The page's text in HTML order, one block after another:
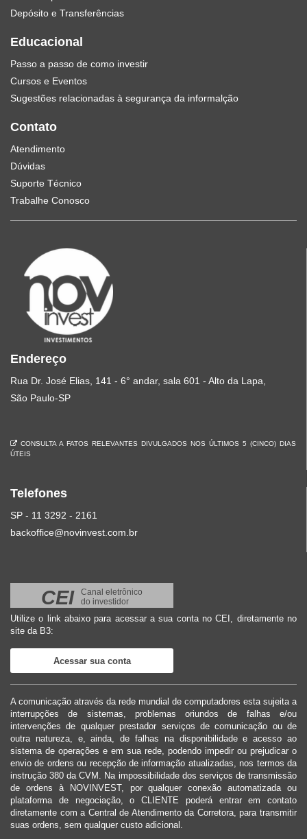
Depósito e Transferências
Educacional
Passo a passo de como investir
Cursos e Eventos
Sugestões relacionadas à segurança da informalção
Contato
Atendimento
Dúvidas
Suporte Técnico
Trabalhe Conosco
Endereço
Rua Dr. José Elias, 141 - 6° andar, sala 601 - Alto da Lapa,
São Paulo-SP
CONSULTA A FATOS RELEVANTES DIVULGADOS NOS ÚLTIMOS 5 (CINCO) DIAS
ÚTEIS
Telefones
SP - 11 3292 - 2161
backoffice@novinvest.com.br
CEI
Canal eletrônico
do investidor
Utilize o link abaixo para acessar a sua conta no CEI, diretamente no
site da B3:
Acessar sua conta
A comunicação através da rede mundial de computadores esta sujeita a
interrupções de sistemas, problemas oriundos de falhas e/ou
intervenções de qualquer prestador serviços de comunicação ou de
outra natureza, e, ainda, de falhas na disponibilidade e acesso ao
sistema de operações e em sua rede, podendo impedir ou prejudicar o
envio de ordens ou recepção de informação atualizadas, nos termos da
instrução 380 da CVM. Na impossibilidade dos serviços de transmissão
de ordens à NOVINVEST, por qualquer conexão automatizada ou
plataforma de negociação, o CLIENTE poderá entrar em contato
diretamente com a Central de Atendimento da Corretora, para transmitir
suas ordens, sem qualquer custo adicional.